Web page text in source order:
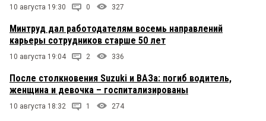
10 августа 19:30 0 327
Минтруд дал работодателям восемь направлений
карьеры сотрудников старше 50 лет
10 августа 19:04 2 336
После столкновения Suzuki и ВАЗа: погиб водитель,
женщина и девочка – госпитализированы
10 августа 18:32 1 274